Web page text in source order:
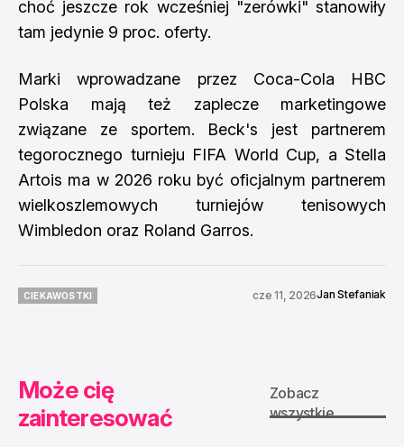
choć jeszcze rok wcześniej "zerówki" stanowiły
tam jedynie 9 proc. oferty.
Marki wprowadzane przez Coca-Cola HBC
Polska mają też zaplecze marketingowe
związane ze sportem. Beck's jest partnerem
tegorocznego turnieju FIFA World Cup, a Stella
Artois ma w 2026 roku być oficjalnym partnerem
wielkoszlemowych turniejów tenisowych
Wimbledon oraz Roland Garros.
CIEKAWOSTKI
cze 11, 2026Jan Stefaniak
Może cię
zainteresować
Zobacz
wszystkie